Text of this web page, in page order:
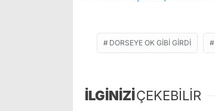
DORSEYE OK GIBI GIRDI
İLGİNİZİÇEKEBİLİR